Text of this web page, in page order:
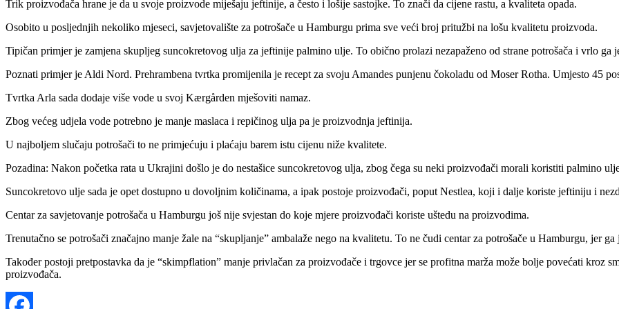
Trik proizvođača hrane je da u svoje proizvode miješaju jeftinije, a često i lošije sastojke. To znači da cijene rastu, a kvaliteta opada.
Osobito u posljednjih nekoliko mjeseci, savjetovalište za potrošače u Hamburgu prima sve veći broj pritužbi na lošu kvalitetu proizvoda.
Tipičan primjer je zamjena skupljeg suncokretovog ulja za jeftinije palmino ulje. To obično prolazi nezapaženo od strane potrošača i vrlo
Poznati primjer je Aldi Nord. Prehrambena tvrtka promijenila je recept za svoju Amandes punjenu čokoladu od Moser Rotha. Umjesto 45
Tvrtka Arla sada dodaje više vode u svoj Kærgården mješoviti namaz.
Zbog većeg udjela vode potrebno je manje maslaca i repičinog ulja pa je proizvodnja jeftinija.
U najboljem slučaju potrošači to ne primjećuju i plaćaju barem istu cijenu niže kvalitete.
Pozadina: Nakon početka rata u Ukrajini došlo je do nestašice suncokretovog ulja, zbog čega su neki proizvođači morali koristiti palmino
Suncokretovo ulje sada je opet dostupno u dovoljnim količinama, a ipak postoje proizvođači, poput Nestlea, koji i dalje koriste jeftiniju i
Centar za savjetovanje potrošača u Hamburgu još nije svjestan do koje mjere proizvođači koriste uštedu na proizvodima.
Trenutačno se potrošači značajno manje žale na “skupljanje” ambalaže nego na kvalitetu. To ne čudi centar za potrošače u Hamburgu, jer ga
Također postoji pretpostavka da je “skimpflation” manje privlačan za proizvođače i trgovce jer se profitna marža može bolje povećati kroz
proizvođača.